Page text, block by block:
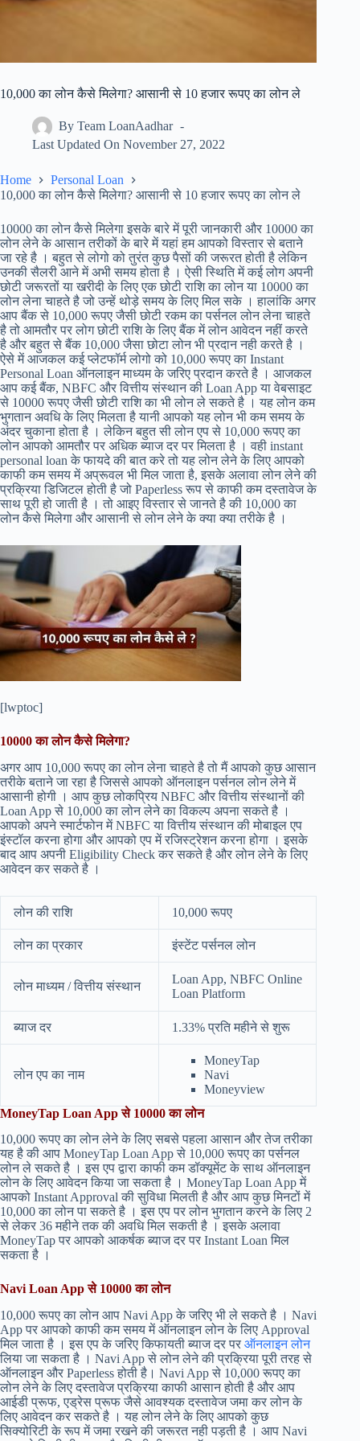
10,000 का लोन कैसे मिलेगा? आसानी से 10 हजार रूपए का लोन ले
By Team LoanAadhar
Last Updated On November 27, 2022
Home
Personal Loan
10,000 का लोन कैसे मिलेगा? आसानी से 10 हजार रूपए का लोन ले
10000 का लोन कैसे मिलेगा इसके बारे में पूरी जानकारी और 10000 का
लोन लेने के आसान तरीकों के बारे में यहां हम आपको विस्तार से बताने
जा रहे है । बहुत से लोगो को तुरंत कुछ पैसों की जरूरत होती है लेकिन
उनकी सैलरी आने में अभी समय होता है । ऐसी स्थिति में कई लोग अपनी
छोटी जरूरतों या खरीदी के लिए एक छोटी राशि का लोन या 10000 का
लोन लेना चाहते है जो उन्हें थोड़े समय के लिए मिल सके । हालांकि अगर
आप बैंक से 10,000 रूपए जैसी छोटी रकम का पर्सनल लोन लेना चाहते
है तो आमतौर पर लोग छोटी राशि के लिए बैंक में लोन आवेदन नहीं करते
है और बहुत से बैंक 10,000 जैसा छोटा लोन भी प्रदान नही करते है ।
ऐसे में आजकल कई प्लेटफॉर्म लोगो को 10,000 रूपए का Instant
Personal Loan ऑनलाइन माध्यम के जरिए प्रदान करते है । आजकल
आप कई बैंक, NBFC और वित्तीय संस्थान की Loan App या वेबसाइट
से 10000 रूपए जैसी छोटी राशि का भी लोन ले सकते है । यह लोन कम
भुगतान अवधि के लिए मिलता है यानी आपको यह लोन भी कम समय के
अंदर चुकाना होता है । लेकिन बहुत सी लोन एप से 10,000 रूपए का
लोन आपको आमतौर पर अधिक ब्याज दर पर मिलता है । वही instant
personal loan के फायदे की बात करे तो यह लोन लेने के लिए आपको
काफी कम समय में अप्रूवल भी मिल जाता है, इसके अलावा लोन लेने की
प्रक्रिया डिजिटल होती है जो Paperless रूप से काफी कम दस्तावेज के
साथ पूरी हो जाती है । तो आइए विस्तार से जानते है की 10,000 का
लोन कैसे मिलेगा और आसानी से लोन लेने के क्या क्या तरीके है ।
[lwptoc]
10000 का लोन कैसे मिलेगा?
अगर आप 10,000 रूपए का लोन लेना चाहते है तो मैं आपको कुछ आसान
तरीके बताने जा रहा है जिससे आपको ऑनलाइन पर्सनल लोन लेने में
आसानी होगी । आप कुछ लोकप्रिय NBFC और वित्तीय संस्थानों की
Loan App से 10,000 का लोन लेने का विकल्प अपना सकते है ।
आपको अपने स्मार्टफोन में NBFC या वित्तीय संस्थान की मोबाइल एप
इंस्टॉल करना होगा और आपको एप में रजिस्ट्रेशन करना होगा । इसके
बाद आप अपनी Eligibility Check कर सकते है और लोन लेने के लिए
आवेदन कर सकते है ।
लोन की राशि 10,000 रूपए
लोन का प्रकार इंस्टेंट पर्सनल लोन
लोन माध्यम / वित्तीय संस्थान
Loan App, NBFC Online
Loan Platform
ब्याज दर 1.33% प्रति महीने से शुरू
लोन एप का नाम
MoneyTap
Navi
Moneyview
MoneyTap Loan App से 10000 का लोन
10,000 रूपए का लोन लेने के लिए सबसे पहला आसान और तेज तरीका
यह है की आप MoneyTap Loan App से 10,000 रूपए का पर्सनल
लोन ले सकते है । इस एप द्वारा काफी कम डॉक्यूमेंट के साथ ऑनलाइन
लोन के लिए आवेदन किया जा सकता है । MoneyTap Loan App में
आपको Instant Approval की सुविधा मिलती है और आप कुछ मिनटों में
10,000 का लोन पा सकते है । इस एप पर लोन भुगतान करने के लिए 2
से लेकर 36 महीने तक की अवधि मिल सकती है । इसके अलावा
MoneyTap पर आपको आकर्षक ब्याज दर पर Instant Loan मिल
सकता है ।
Navi Loan App से 10000 का लोन
10,000 रूपए का लोन आप Navi App के जरिए भी ले सकते है । Navi
App पर आपको काफी कम समय में ऑनलाइन लोन के लिए Approval
मिल जाता है । इस एप के जरिए किफायती ब्याज दर पर ऑनलाइन लोन
लिया जा सकता है । Navi App से लोन लेने की प्रक्रिया पूरी तरह से
ऑनलाइन और Paperless होती है। Navi App से 10,000 रूपए का
लोन लेने के लिए दस्तावेज प्रक्रिया काफी आसान होती है और आप
आईडी प्रूफ, एड्रेस प्रूफ जैसे आवश्यक दस्तावेज जमा कर लोन के
लिए आवेदन कर सकते है । यह लोन लेने के लिए आपको कुछ
सिक्योरिटी के रूप में जमा रखने की जरूरत नही पड़ती है । आप Navi